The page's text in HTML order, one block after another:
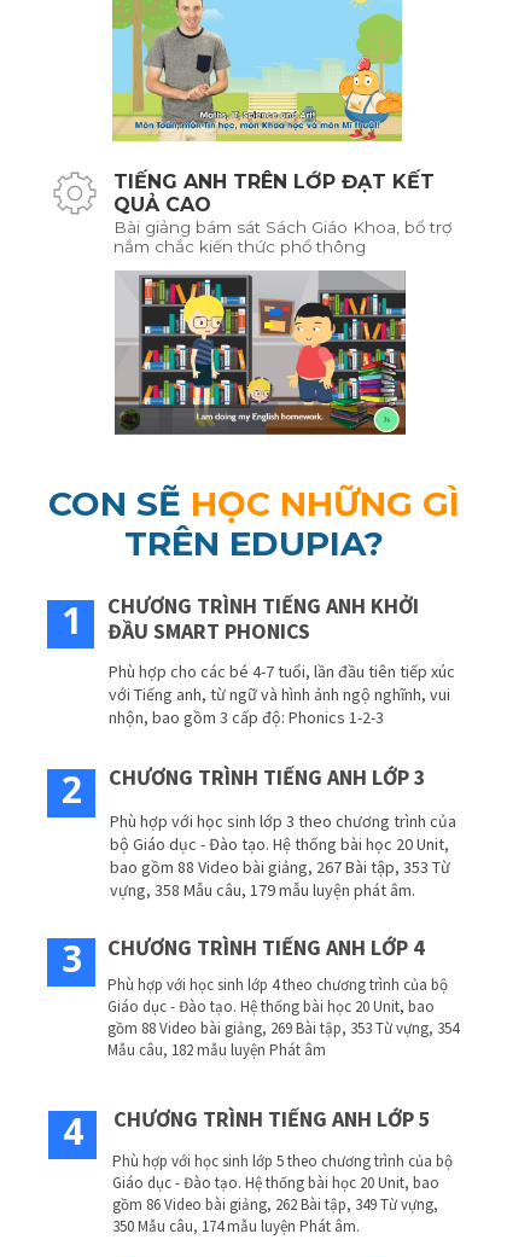
TIẾNG ANH TRÊN LỚP ĐẠT KẾT
QUẢ CAO
Bài giảng bám sát Sách Giáo Khoa, bổ trợ
nắm chắc kiến thức phổ thông
CON SẼ HỌC NHỮNG GÌ
TRÊN EDUPIA?
1
CHƯƠNG TRÌNH TIẾNG ANH KHỞI
ĐẦU SMART PHONICS
Phù hợp cho các bé 4-7 tuổi, lần đầu tiên tiếp xúc
với Tiếng anh, từ ngữ và hình ảnh ngộ nghĩnh, vui
nhộn, bao gồm 3 cấp độ: Phonics 1-2-3
2 CHƯƠNG TRÌNH TIẾNG ANH LỚP 3
Phù hợp với học sinh lớp 3 theo chương trình của
bộ Giáo dục - Đào tạo. Hệ thống bài học 20 Unit,
bao gồm 88 Video bài giảng, 267 Bài tập, 353 Từ
vựng, 358 Mẫu câu, 179 mẫu luyện phát âm.
4 CHƯƠNG TRÌNH TIẾNG ANH LỚP 5
Phù hợp với học sinh lớp 5 theo chương trình của bộ
Giáo dục - Đào tạo. Hệ thống bài học 20 Unit, bao
gồm 86 Video bài giảng, 262 Bài tập, 349 Từ vựng,
350 Mẫu câu, 174 mẫu luyện Phát âm.
3 CHƯƠNG TRÌNH TIẾNG ANH LỚP 4
Phù hợp với học sinh lớp 4 theo chương trình của bộ
Giáo dục - Đào tạo. Hệ thống bài học 20 Unit, bao
gồm 88 Video bài giảng, 269 Bài tập, 353 Từ vựng, 354
Mẫu câu, 182 mẫu luyện Phát âm